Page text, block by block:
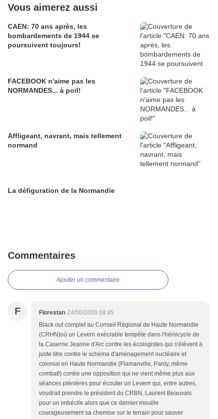
Vous aimerez aussi
CAEN: 70 ans après, les
bombardements de 1944 se
poursuivent toujours!
FACEBOOK n'aime pas les
NORMANDES... à poil!
Affligeant, navrant, mais tellement
normand
La défiguration de la Normandie
Commentaires
Ajouter un commentaire
F Florestan 24/06/2009 09:45
Black out complet au Conseil Régional de Haute Normandie
(CRHN)où un Levern exécrable tempête dans l'hémicycle de
la Caserne Jeanne d'Arc contre les écologistes qui s'élèvent à
juste titre contre le schéma d'aménagement nucléaire et
colonial en Haute Normandie (Flamanville, Panly, même
combat!) contre une opposition qui ne vient même plus aux
séances plénières pour écouter un Levern qui, entre autres,
voudrait prendre le président du CRBN, Laurent Beauvais
pour un imbécile alors que ce dernier mouille
courageusement sa chemise sur le terrain pour sauver